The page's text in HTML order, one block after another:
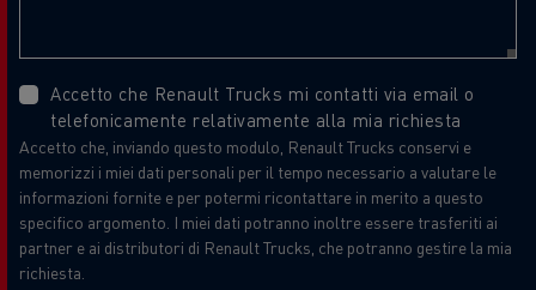
Accetto che Renault Trucks mi contatti via email o
telefonicamente relativamente alla mia richiesta
Accetto che, inviando questo modulo, Renault Trucks conservi e
memorizzi i miei dati personali per il tempo necessario a valutare le
informazioni fornite e per potermi ricontattare in merito a questo
specifico argomento. I miei dati potranno inoltre essere trasferiti ai
partner e ai distributori di Renault Trucks, che potranno gestire la mia
richiesta.